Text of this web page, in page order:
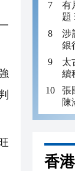
有
題
涉
銀
太
續
轉
張
陳
香